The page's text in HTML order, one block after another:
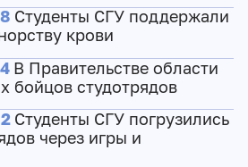
Студенты СГУ поддержали
крови
В Правительстве области
бойцов студотрядов
Студенты СГУ погрузились
через игры и